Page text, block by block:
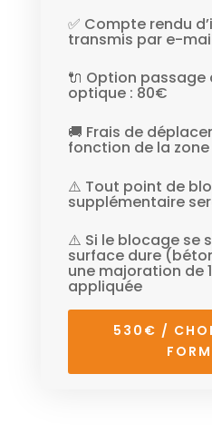
✅ Compte rendu
transmis par e-
🔌 Option
optique : 80€
🚚 Frais de
fonction de la
⚠️ Tout point de
supplémentaire
⚠️ Si le blocage se
surface dure
une majoration de
appliquée
530€ /